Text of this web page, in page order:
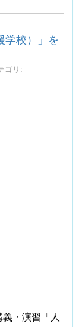
学校）」を
ゴリ:
義・演習「人